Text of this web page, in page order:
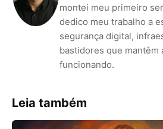
montei meu primeiro
dedico meu trabalho a
segurança digital,
bastidores que mantêm
funcionando.
Leia também